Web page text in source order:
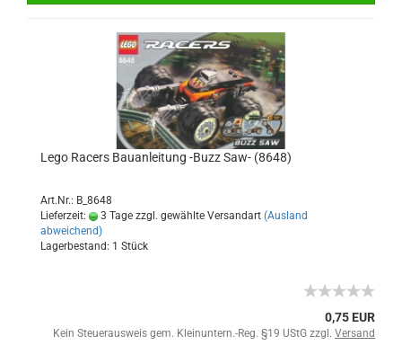
Lego Racers Bauanleitung -Buzz Saw- (8648)
Art.Nr.: B_8648
Lieferzeit:
3 Tage zzgl. gewählte Versandart (Ausland
abweichend)
Lagerbestand: 1 Stück
0,75 EUR
Kein Steuerausweis gem. Kleinuntern.-Reg. §19 UStG zzgl. Versand